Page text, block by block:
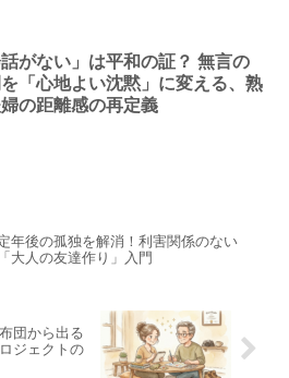
話がない」は平和の証？ 無言の
「心地よい沈黙」に変える、熟
の距離感の再定義
年後の孤独を解消！利害関係のない
「大人の友達作り」入門
団から出る
ジェクトの